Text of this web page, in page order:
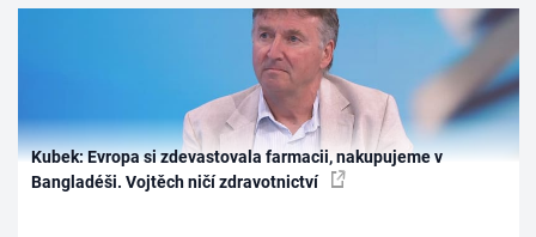
Kubek: Evropa si zdevastovala farmacii, nakupujeme v
Bangladéši. Vojtěch ničí zdravotnictví